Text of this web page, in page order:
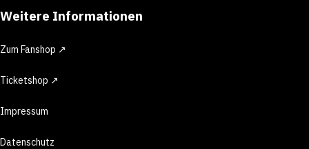
Weitere Informationen
Zum Fanshop ↗
Ticketshop ↗
Impressum
Datenschutz